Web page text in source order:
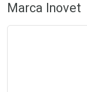
Marca Inovet